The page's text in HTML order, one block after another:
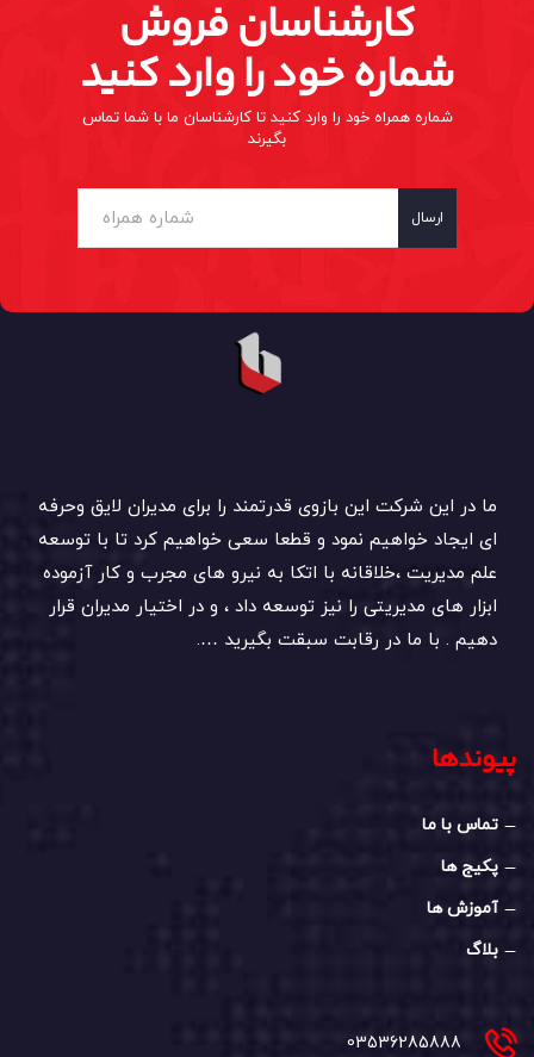
کارشناسان فروش
شماره خود را وارد کنید
شماره همراه خود را وارد کنید تا کارشناسان ما با شما تماس
بگیرند
ارسال
ما در این شرکت این بازوی قدرتمند را برای مدیران لایق وحرفه
ای ایجاد خواهیم نمود و قطعا سعی خواهیم کرد تا با توسعه
علم مدیریت ،خلاقانه با اتکا به نیرو های مجرب و کار آزموده
ابزار های مدیریتی را نیز توسعه داد ، و در اختیار مدیران قرار
دهیم . با ما در رقابت سبقت بگیرید ….
پیوندها
تماس با ما
پکیج ها
آموزش ها
بلاگ
03536285888